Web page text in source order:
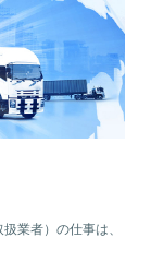
業者）の仕事は、